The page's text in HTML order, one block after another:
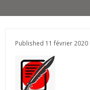
e
r
Published 11 février 2020